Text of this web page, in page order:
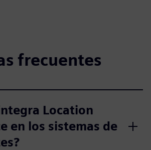
frecuentes
Location
en los sistemas de